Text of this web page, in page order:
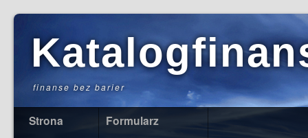
finanse bez barier
Strona
Formularz